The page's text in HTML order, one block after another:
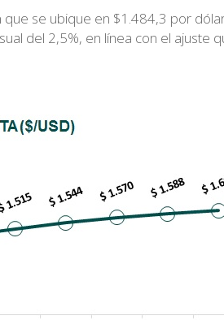
se ubique en $1.484,3 por
del 2,5%, en línea con el ajuste